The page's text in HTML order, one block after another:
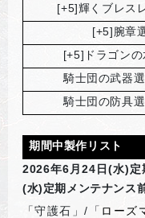
[+5]輝くブレス
[+5]腕章
[+5] ドラゴン
騎士団の武器
騎士団の防具
期間中製作リスト
2026年6月24日(水)定
(水)定期メンテナンス
「守護石」/「 ローズ